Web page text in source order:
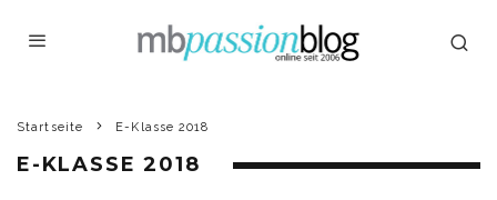
Startseite E-Klasse 2018
E-KLASSE 2018